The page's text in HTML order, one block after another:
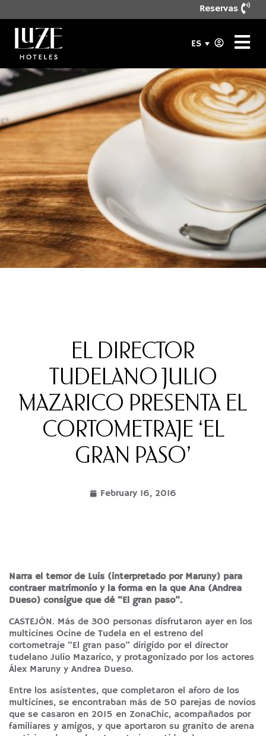
Reservas
ES
EL DIRECTOR
TUDELANO JULIO
MAZARICO PRESENTA EL
CORTOMETRAJE ‘EL
GRAN PASO’
February 16, 2016
Narra el temor de Luis (interpretado por Maruny) para
contraer matrimonio y la forma en la que Ana (Andrea
Dueso) consigue que dé “El gran paso”.
CASTEJÓN. Más de 300 personas disfrutaron ayer en los
multicines Ocine de Tudela en el estreno del
cortometraje “El gran paso” dirigido por el director
tudelano Julio Mazarico, y protagonizado por los actores
Álex Maruny y Andrea Dueso.
Entre los asistentes, que completaron el aforo de los
multicines, se encontraban más de 50 parejas de novios
que se casaron en 2015 en ZonaChic, acompañados por
familiares y amigos, y que aportaron su granito de arena